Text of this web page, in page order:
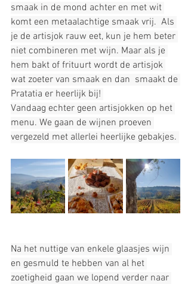
smaak in de mond achter en met wit
komt een metaalachtige smaak vrij.  Als
je de artisjok rauw eet, kun je hem beter
niet combineren met wijn. Maar als je
hem bakt of frituurt wordt de artisjok
wat zoeter van smaak en dan  smaakt de
Pratatia er heerlijk bij!
Vandaag echter geen artisjokken op het
menu. We gaan de wijnen proeven
vergezeld met allerlei heerlijke gebakjes.
Na het nuttige van enkele glaasjes wijn
en gesmuld te hebben van al het
zoetigheid gaan we lopend verder naar